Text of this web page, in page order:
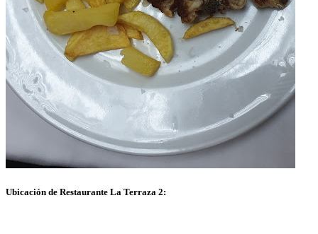
Ubicación de Restaurante La Terraza 2: